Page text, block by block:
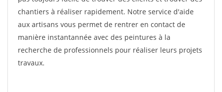
chantiers à réaliser rapidement. Notre service d'aide
aux artisans vous permet de rentrer en contact de
manière instantannée avec des peintures à la
recherche de professionnels pour réaliser leurs projets
travaux.